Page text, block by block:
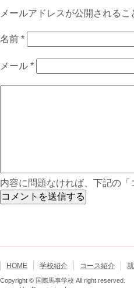
メールアドレスが公開される
名前 *
メール *
内容に問題なければ、下記の
HOME 学校紹介 コース紹介
Copyright © 国際馬事学校 All right reserved.